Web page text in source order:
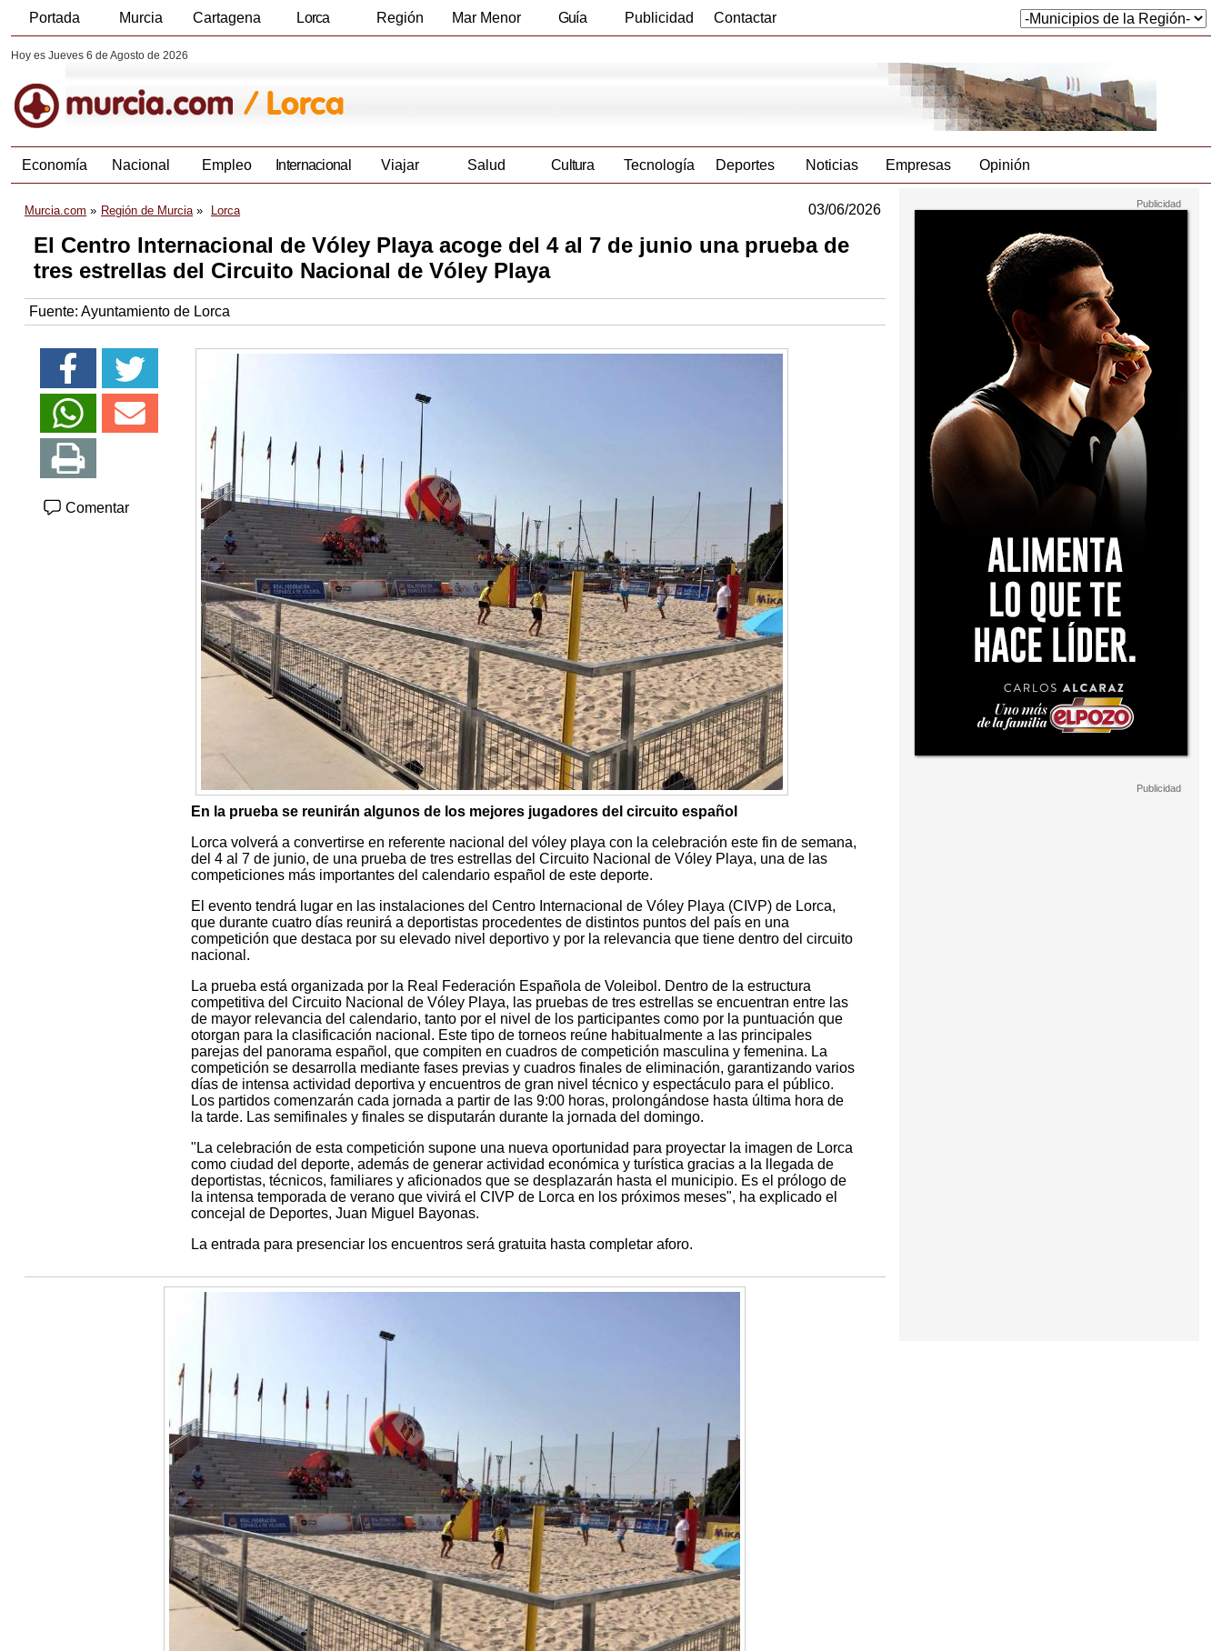
Portada Murcia Cartagena Lorca Región Mar Menor Guía Publicidad Contactar
Hoy es Jueves 6 de Agosto de 2026
Economía Nacional Empleo Internacional Viajar Salud Cultura Tecnología Deportes Noticias Empresas Opinión
Murcia.com Región de Murcia Lorca 03/06/2026
El Centro Internacional de Vóley Playa acoge del 4 al 7 de junio una prueba de
tres estrellas del Circuito Nacional de Vóley Playa
Fuente: Ayuntamiento de Lorca
Comentar
En la prueba se reunirán algunos de los mejores jugadores del circuito español
Lorca volverá a convertirse en referente nacional del vóley playa con la celebración este fin de semana,
del 4 al 7 de junio, de una prueba de tres estrellas del Circuito Nacional de Vóley Playa, una de las
competiciones más importantes del calendario español de este deporte.
El evento tendrá lugar en las instalaciones del Centro Internacional de Vóley Playa (CIVP) de Lorca,
que durante cuatro días reunirá a deportistas procedentes de distintos puntos del país en una
competición que destaca por su elevado nivel deportivo y por la relevancia que tiene dentro del circuito
nacional.
La prueba está organizada por la Real Federación Española de Voleibol. Dentro de la estructura
competitiva del Circuito Nacional de Vóley Playa, las pruebas de tres estrellas se encuentran entre las
de mayor relevancia del calendario, tanto por el nivel de los participantes como por la puntuación que
otorgan para la clasificación nacional. Este tipo de torneos reúne habitualmente a las principales
parejas del panorama español, que compiten en cuadros de competición masculina y femenina. La
competición se desarrolla mediante fases previas y cuadros finales de eliminación, garantizando varios
días de intensa actividad deportiva y encuentros de gran nivel técnico y espectáculo para el público.
Los partidos comenzarán cada jornada a partir de las 9:00 horas, prolongándose hasta última hora de
la tarde. Las semifinales y finales se disputarán durante la jornada del domingo.
"La celebración de esta competición supone una nueva oportunidad para proyectar la imagen de Lorca
como ciudad del deporte, además de generar actividad económica y turística gracias a la llegada de
deportistas, técnicos, familiares y aficionados que se desplazarán hasta el municipio. Es el prólogo de
la intensa temporada de verano que vivirá el CIVP de Lorca en los próximos meses", ha explicado el
concejal de Deportes, Juan Miguel Bayonas.
La entrada para presenciar los encuentros será gratuita hasta completar aforo.